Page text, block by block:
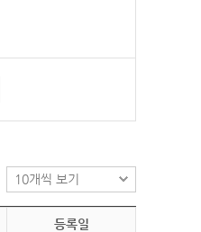
등록일